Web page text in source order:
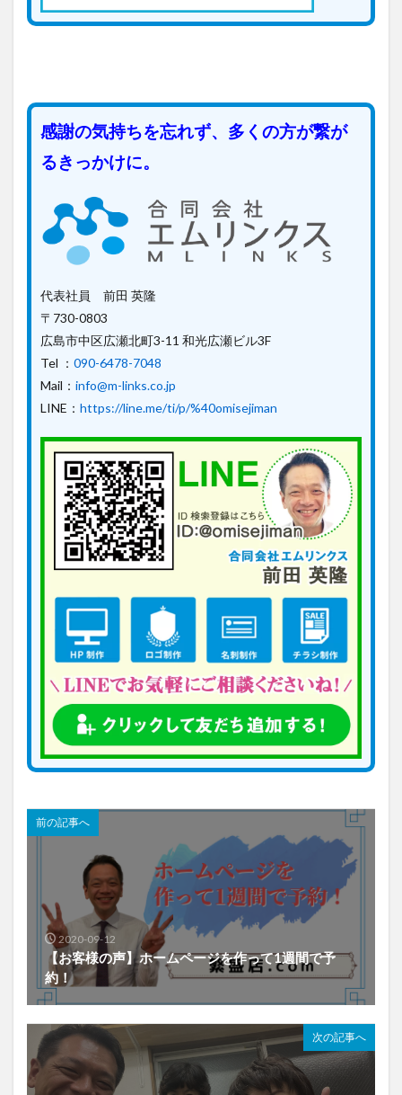
感謝の気持ちを忘れず、多くの方が繋が
るきっかけに。
代表社員 前田 英隆
〒730-0803
広島市中区広瀬北町3-11 和光広瀬ビル3F
Tel ： 090-6478-7048
Mail： info@m-links.co.jp
LINE： https://line.me/ti/p/%40omisejiman
前の記事へ
2020-09-12
【お客様の声】ホームページを作って1週間で予
約！
次の記事へ